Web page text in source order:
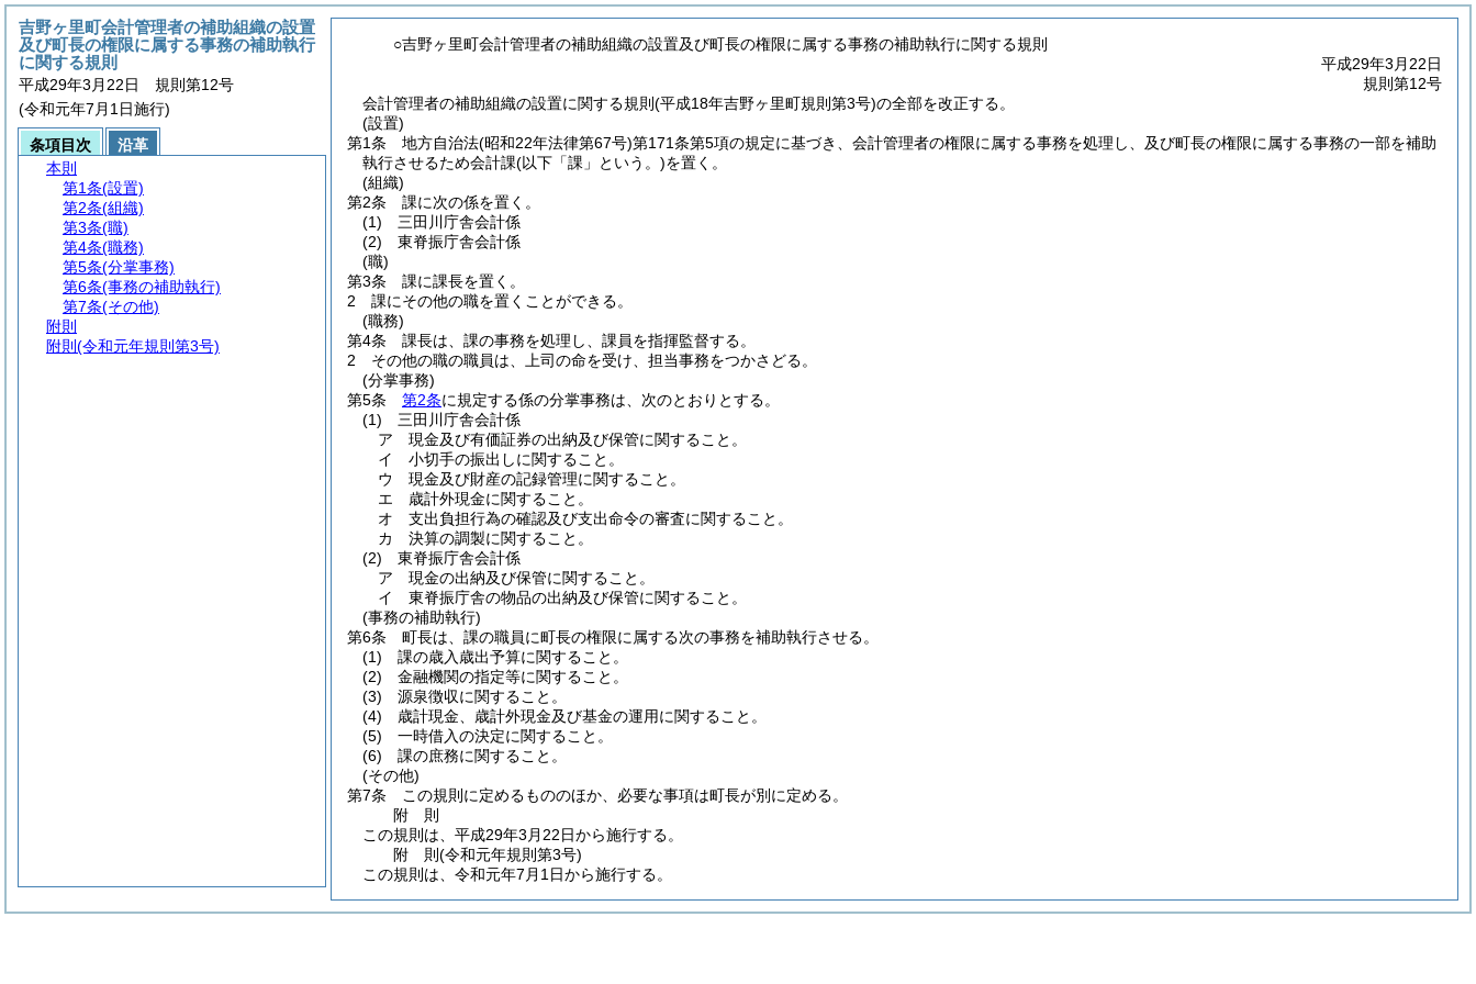
○吉野ヶ里町会計管理者の補助組織の設置及び町長の権限に属する事務の補助執行に関する規則
平成29年3月22日
規則第12号
会計管理者の補助組織の設置に関する規則(平成18年吉野ヶ里町規則第3号)の全部を改正する。
(設置)
第1条
地方自治法(昭和22年法律第67号)第171条第5項の規定に基づき、会計管理者の権限に属する事務を処理し、及び町長の権限に属する事務の一部を補助
執行させるため会計課(以下「課」という。)を置く。
(組織)
第2条
課に次の係を置く。
(1)
三田川庁舎会計係
(2)
東脊振庁舎会計係
(職)
第3条
課に課長を置く。
2
課にその他の職を置くことができる。
(職務)
第4条
課長は、課の事務を処理し、課員を指揮監督する。
2
その他の職の職員は、上司の命を受け、担当事務をつかさどる。
(分掌事務)
第5条
第2条に規定する係の分掌事務は、次のとおりとする。
(1)
三田川庁舎会計係
ア
現金及び有価証券の出納及び保管に関すること。
イ
小切手の振出しに関すること。
ウ
現金及び財産の記録管理に関すること。
エ
歳計外現金に関すること。
オ
支出負担行為の確認及び支出命令の審査に関すること。
カ
決算の調製に関すること。
(2)
東脊振庁舎会計係
ア
現金の出納及び保管に関すること。
イ
東脊振庁舎の物品の出納及び保管に関すること。
(事務の補助執行)
第6条
町長は、課の職員に町長の権限に属する次の事務を補助執行させる。
(1)
課の歳入歳出予算に関すること。
(2)
金融機関の指定等に関すること。
(3)
源泉徴収に関すること。
(4)
歳計現金、歳計外現金及び基金の運用に関すること。
(5)
一時借入の決定に関すること。
(6)
課の庶務に関すること。
(その他)
第7条
この規則に定めるもののほか、必要な事項は町長が別に定める。
附 則
この規則は、平成29年3月22日から施行する。
附 則(令和元年規則第3号)
この規則は、令和元年7月1日から施行する。
吉野ヶ里町会計管理者の補助組織の設置
及び町長の権限に属する事務の補助執行
に関する規則
平成29年3月22日 規則第12号
(令和元年7月1日施行)
条項目次
沿革
本則
第1条(設置)
第2条(組織)
第3条(職)
第4条(職務)
第5条(分掌事務)
第6条(事務の補助執行)
第7条(その他)
附則
附則 (令和元年規則第3号)